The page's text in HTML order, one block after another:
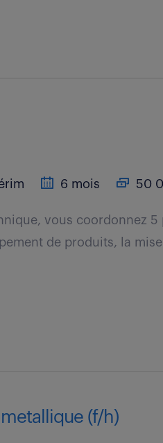
6 mois 50
vous coordonnez 5
de produits, la
(f/h)